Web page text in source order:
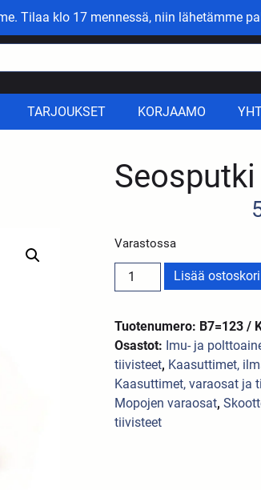
Tilaa klo 17 mennessä, niin lähetämme
TARJOUKSET KORJAAMO
Varastossa
Lisää
Tuotenumero: B7=123 /
Osastot: Imu- ja
tiivisteet, Kaasuttimet,
Kaasuttimet, varaosat ja
Mopojen varaosat,
tiivisteet